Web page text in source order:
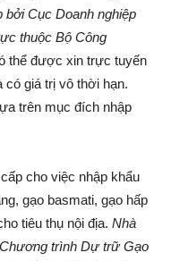
Cục Doanh nghiệp
thuộc Bộ Công
thể được xin trực tuyến
có giá trị vô thời hạn.
trên mục đích nhập
cho việc nhập khẩu
gạo basmati, gạo hấp
tiêu thụ nội địa. Nhà
trình Dự trữ Gạo